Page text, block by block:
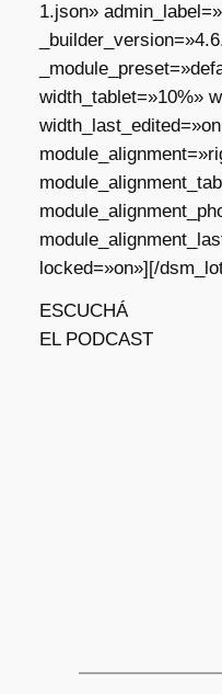
1.json»
width_tablet=»10%»
locked=»on»][/
ESCUCHÁ
EL PODCAST